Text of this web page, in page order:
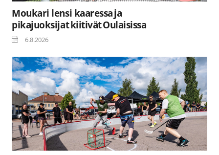
Moukari lensi kaaressa ja
pikajuoksijat kiitivät Oulaisissa
6.8.2026